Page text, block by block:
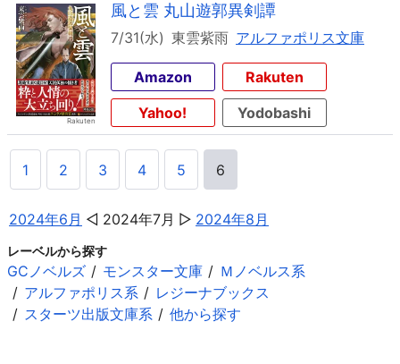
風と雲 丸山遊郭異剣譚
7/31(水) 東雲紫雨 アルファポリス文庫
Amazon
Rakuten
Yahoo!
Yodobashi
1 2 3 4 5 6
2024年6月 2024年7月 2024年8月
レーベルから探す
GCノベルズ モンスター文庫
Ｍノベルス系
アルファポリス系
レジーナブックス
スターツ出版文庫系
他から探す